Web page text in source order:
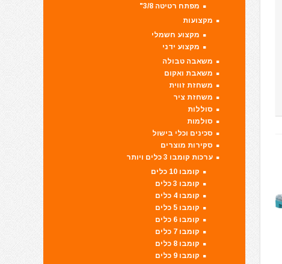
מפתח רטיטה 3/8"
מקצועות
מקצוע חשמלי
מקצוע ידני
משאבה טבולה
משאבת ואקום
משחזת זווית
משחזת ציר
סוללות
סולמות
סכינים וכלי בישול
סקירות מוצרים
ערכות קומבו 3 כלים ויותר
קומבו 10 כלים
קומבו 3 כלים
קומבו 4 כלים
קומבו 5 כלים
קומבו 6 כלים
קומבו 7 כלים
קומבו 8 כלים
קומבו 9 כלים